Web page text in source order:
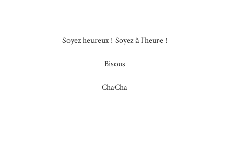
Soyez heureux ! Soyez à l’heure !
Bisous
ChaCha